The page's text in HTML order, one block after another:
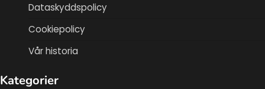
Dataskyddspolicy
Cookiepolicy
Vår historia
Kategorier